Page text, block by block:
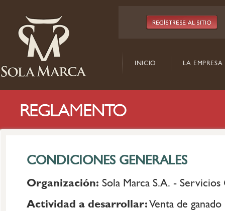
INICIO LA EMPRESA
REGLAMENTO
CONDICIONES GENERALES
Organización: Sola Marca S.A. - Servicios
Actividad a desarrollar:Venta de